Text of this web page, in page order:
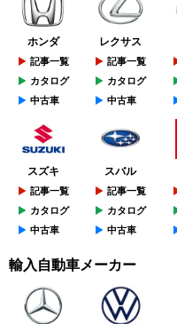
ホンダ
記事一覧
カタログ
中古車
レクサス
記事一覧
カタログ
中古車
スズキ
記事一覧
カタログ
中古車
スバル
記事一覧
カタログ
中古車
輸入自動車メーカー